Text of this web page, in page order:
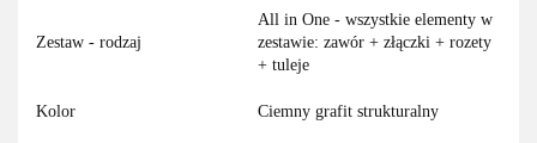
Zestaw - rodzaj
All in One - wszystkie elementy w
zestawie: zawór + złączki + rozety
+ tuleje
Kolor Ciemny grafit strukturalny